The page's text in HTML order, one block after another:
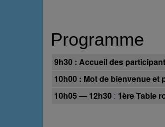
Programme
9h30 : Accueil des
10h00 : Mot de bienvenue
10h05 — 12h30 : 1ère Table